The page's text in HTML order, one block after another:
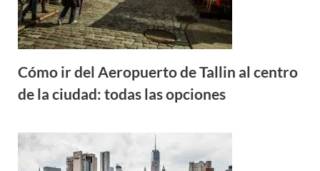
Cómo ir del Aeropuerto de Tallin al centro
de la ciudad: todas las opciones